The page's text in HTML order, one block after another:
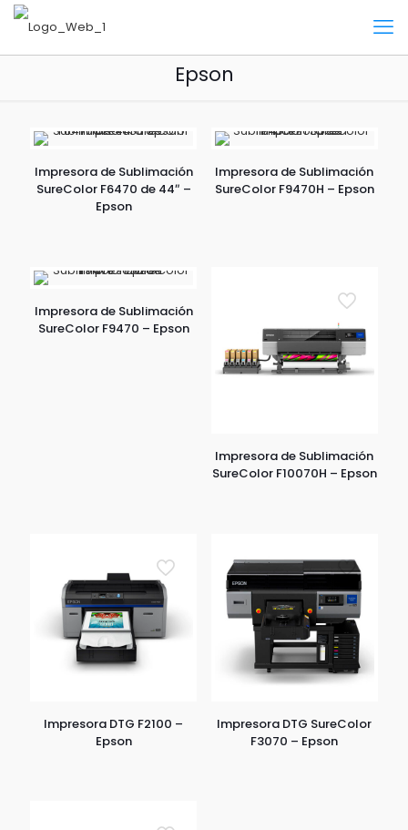
Epson
Impresora de Sublimación
SureColor F6470 de 44″ –
Epson
Impresora de Sublimación
SureColor F9470H – Epson
Impresora de Sublimación
SureColor F9470 – Epson
Impresora de Sublimación
SureColor F10070H – Epson
Impresora DTG F2100 –
Epson
Impresora DTG SureColor
F3070 – Epson